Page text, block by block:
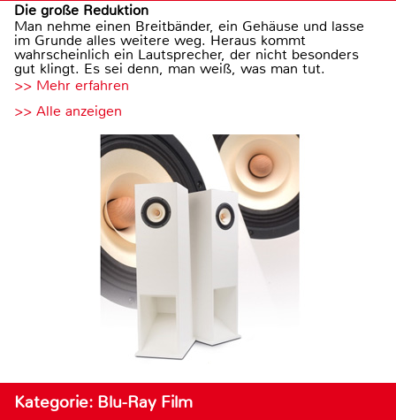
Die große Reduktion
Man nehme einen Breitbänder, ein Gehäuse und lasse
im Grunde alles weitere weg. Heraus kommt
wahrscheinlich ein Lautsprecher, der nicht besonders
gut klingt. Es sei denn, man weiß, was man tut.
>> Mehr erfahren
>> Alle anzeigen
Kategorie: Blu-Ray Film